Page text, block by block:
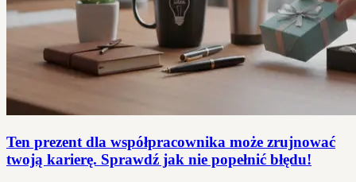
Ten prezent dla współpracownika może zrujnować
twoją karierę. Sprawdź jak nie popełnić błędu!